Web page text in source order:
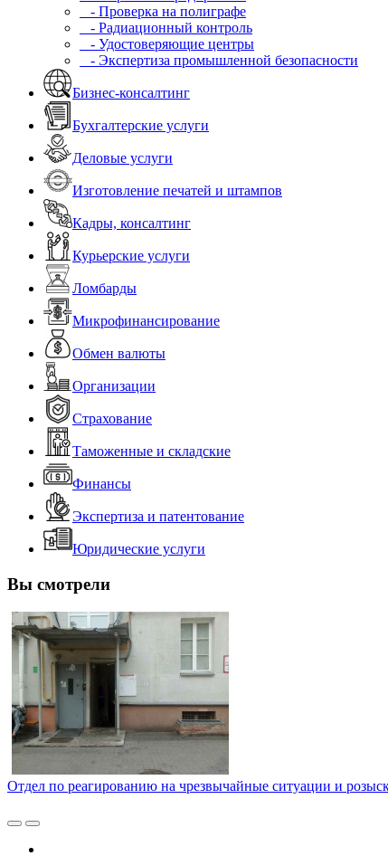
- Проверка на полиграфе
- Радиационный контроль
- Удостоверяющие центры
- Экспертиза промышленной безопасности
Бизнес-консалтинг
Бухгалтерские услуги
Деловые услуги
Изготовление печатей и штампов
Кадры, консалтинг
Курьерские услуги
Ломбарды
Микрофинансирование
Обмен валюты
Организации
Страхование
Таможенные и складские
Финансы
Экспертиза и патентование
Юридические услуги
Вы смотрели
Отдел по реагированию на чрезвычайные ситуации и